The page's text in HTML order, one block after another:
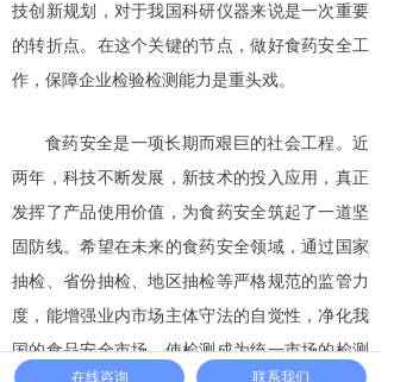
技创新规划，对于我国科研仪器来说是一次重要
的转折点。在这个关键的节点，做好食药安全工
作，保障企业检验检测能力是重头戏。
食药安全是一项长期而艰巨的社会工程。近
两年，科技不断发展，新技术的投入应用，真正
发挥了产品使用价值，为食药安全筑起了一道坚
固防线。希望在未来的食药安全领域，通过国家
抽检、省份抽检、地区抽检等严格规范的监管力
度，能增强业内市场主体守法的自觉性，净化我
国的食品安全市场，使检测成为统一市场的检测
在线咨询 联系我们